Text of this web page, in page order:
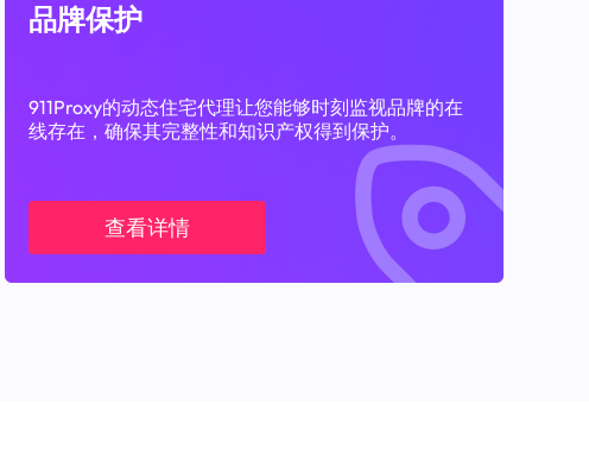
品牌保护
911Proxy的动态住宅代理让您能够时刻监视品牌的在
线存在，确保其完整性和知识产权得到保护。
查看详情